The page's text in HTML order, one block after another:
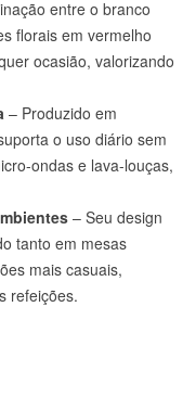
entre o branco
florais em vermelho
ocasião, valorizando
– Produzido em
o uso diário sem
ondas e lava-louças,
– Seu design
tanto em mesas
mais casuais,
refeições.